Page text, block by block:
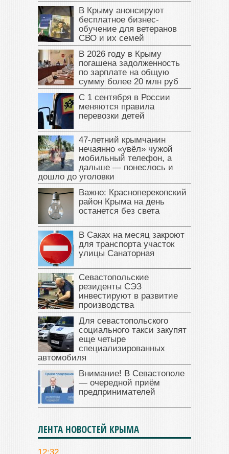
В Крыму анонсируют
бесплатное бизнес-
обучение для ветеранов
СВО и их семей
В 2026 году в Крыму
погашена задолженность
по зарплате на общую
сумму более 20 млн руб
С 1 сентября в России
меняются правила
перевозки детей
47‑летний крымчанин
нечаянно «увёл» чужой
мобильный телефон, а
дальше — понеслось и
дошло до уголовки
Важно: Красноперекопский
район Крыма на день
останется без света
В Саках на месяц закроют
для транспорта участок
улицы Санаторная
Севастопольские
резиденты СЭЗ
инвестируют в развитие
производства
Для севастопольского
социального такси закупят
еще четыре
специализированных
автомобиля
Внимание! В Севастополе
— очередной приём
предпринимателей
ЛЕНТА НОВОСТЕЙ КРЫМА
12:32